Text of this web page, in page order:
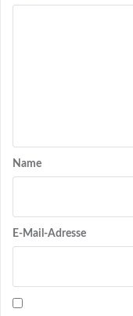
Name
E-Mail-Adresse